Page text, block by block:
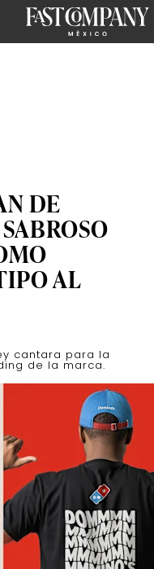
DE
AL
cantara para la
de la marca.